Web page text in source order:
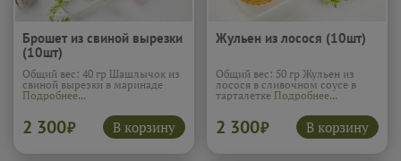
Брошет из свиной вырезки
(10шт)
Общий вес: 40 гр Шашлычок из
свиной вырезки в маринаде
Подробнее...
2 300₽ В корзину
Жульен из лосося (10шт)
Общий вес: 50 гр Жульен из
лосося в сливочном соусе в
тарталетке Подробнее...
2 300₽ В корзину